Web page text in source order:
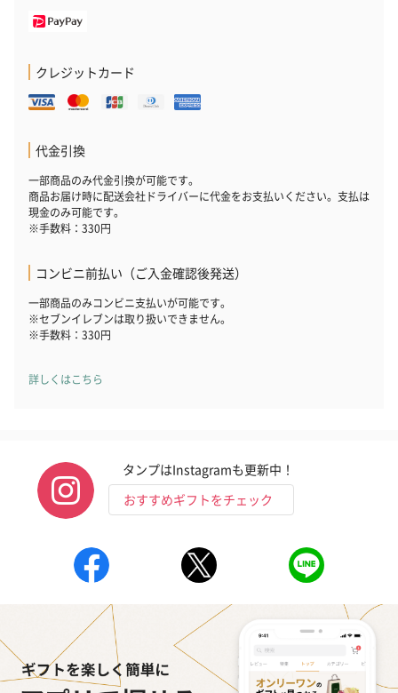
クレジットカード
代金引換
一部商品のみ代金引換が可能です。
商品お届け時に配送会社ドライバーに代金をお支払いください。支払は
現金のみ可能です。
※手数料：330円
コンビニ前払い（ご入金確認後発送）
一部商品のみコンビニ支払いが可能です。
※セブンイレブンは取り扱いできません。
※手数料：330円
詳しくはこちら
タンプはInstagramも更新中！
おすすめギフトをチェック